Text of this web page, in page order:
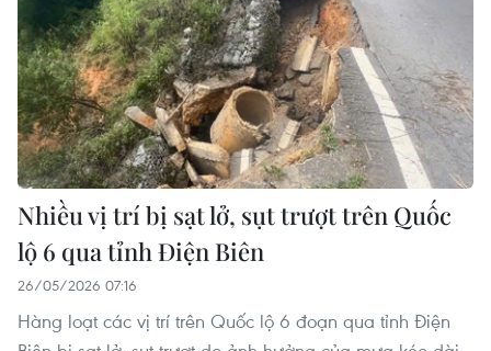
Nhiều vị trí bị sạt lở, sụt trượt trên Quốc
lộ 6 qua tỉnh Điện Biên
26/05/2026 07:16
Hàng loạt các vị trí trên Quốc lộ 6 đoạn qua tỉnh Điện